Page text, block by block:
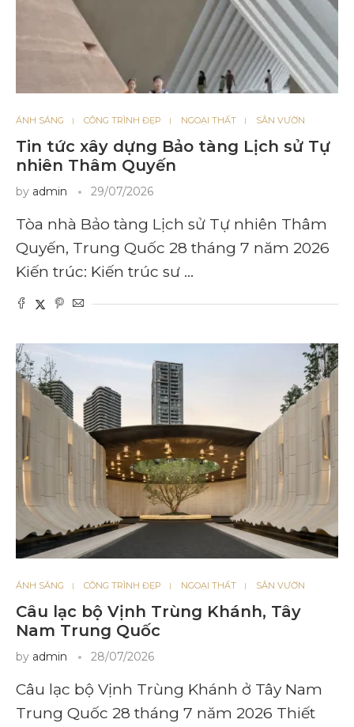
ÁNH SÁNG CÔNG TRÌNH ĐẸP NGOẠI THẤT SÂN VƯỜN
Tin tức xây dựng Bảo tàng Lịch sử Tự
nhiên Thâm Quyến
by admin 29/07/2026
Tòa nhà Bảo tàng Lịch sử Tự nhiên Thâm
Quyến, Trung Quốc 28 tháng 7 năm 2026
Kiến trúc: Kiến trúc sư …
ÁNH SÁNG CÔNG TRÌNH ĐẸP NGOẠI THẤT SÂN VƯỜN
Câu lạc bộ Vịnh Trùng Khánh, Tây
Nam Trung Quốc
by admin 28/07/2026
Câu lạc bộ Vịnh Trùng Khánh ở Tây Nam
Trung Quốc 28 tháng 7 năm 2026 Thiết